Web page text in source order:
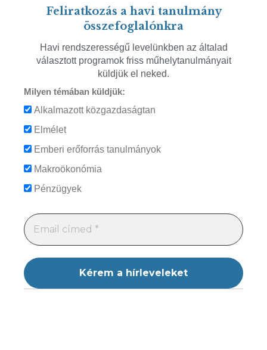
Feliratkozás a havi tanulmány
összefoglalónkra
Havi rendszerességű levelünkben az általad
választott programok friss műhelytanulmányait
küldjük el neked.
Milyen témában küldjük:
Alkalmazott közgazdaságtan
Elmélet
Emberi erőforrás tanulmányok
Makroökonómia
Pénzügyek